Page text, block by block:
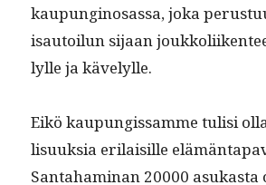
kaupungi­nosas­sa, joka
isautoilun sijaan
lylle ja kävelylle.
Eikö kaupungis­samme tulisi
lisuuk­sia eri­laisille
San­ta­ham­i­nan 20000 asukas­ta